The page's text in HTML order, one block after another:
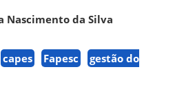
Nascimento da Silva
capes Fapesc
gestão do